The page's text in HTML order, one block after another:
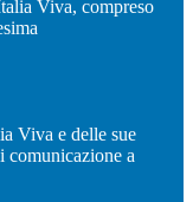
Viva, compreso
Viva e delle sue
comunicazione a